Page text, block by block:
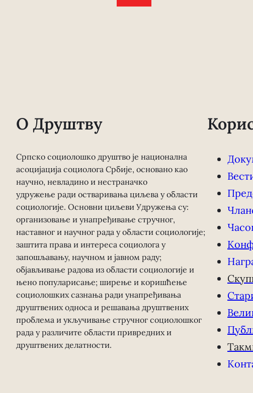
О Друштву
Српско социолошко друштво је национална
асоцијација социолога Србије, основано као
научно, невладино и нестраначко
удружење ради остваривања циљева у области
социологије. Основни циљеви Удружења су:
организовање и унапређивање стручног,
наставног и научног рада у области социологије;
заштита права и интереса социолога у
запошљавању, научном и јавном раду;
објављивање радова из области социологије и
њено популарисање; ширење и коришћење
социолошких сазнања ради унапређивања
друштвених односа и решавања друштвених
проблема и укључивање стручног социолошког
рада у различите области привредних и
друштвених делатности.